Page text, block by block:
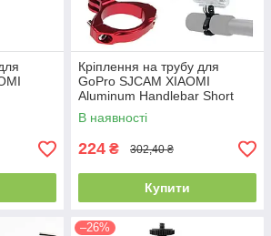
Кріплення на трубу для
GoPro SJCAM XIAOMI
Aluminum Handlebar Short
В наявності
224 ₴ 302,40 ₴
Купити
–26%